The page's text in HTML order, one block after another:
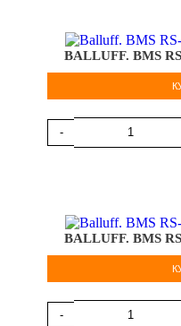
BALLUFF. BMS
-
BALLUFF. BMS
-